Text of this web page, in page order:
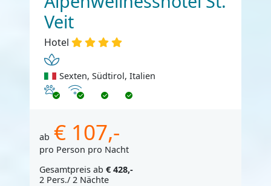
Veit
Hotel
Sexten, Südtirol, Italien
Haustiere erlaubt
Internet
ab € 107,-
pro Person pro Nacht
Gesamtpreis ab € 428,-
2 Pers./ 2 Nächte